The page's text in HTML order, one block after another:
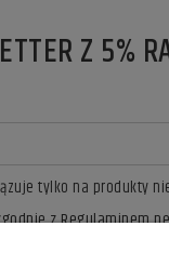
Z 5%
tylko na produkty
z Regulaminem